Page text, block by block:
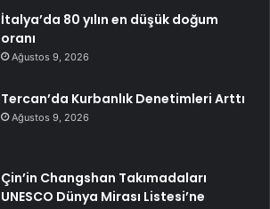
İtalya’da 80 yılın en düşük doğum
oranı
Ağustos 9, 2026
Tercan’da Kurbanlık Denetimleri Arttı
Ağustos 9, 2026
Çin’in Changshan Takımadaları
UNESCO Dünya Mirası Listesi’ne